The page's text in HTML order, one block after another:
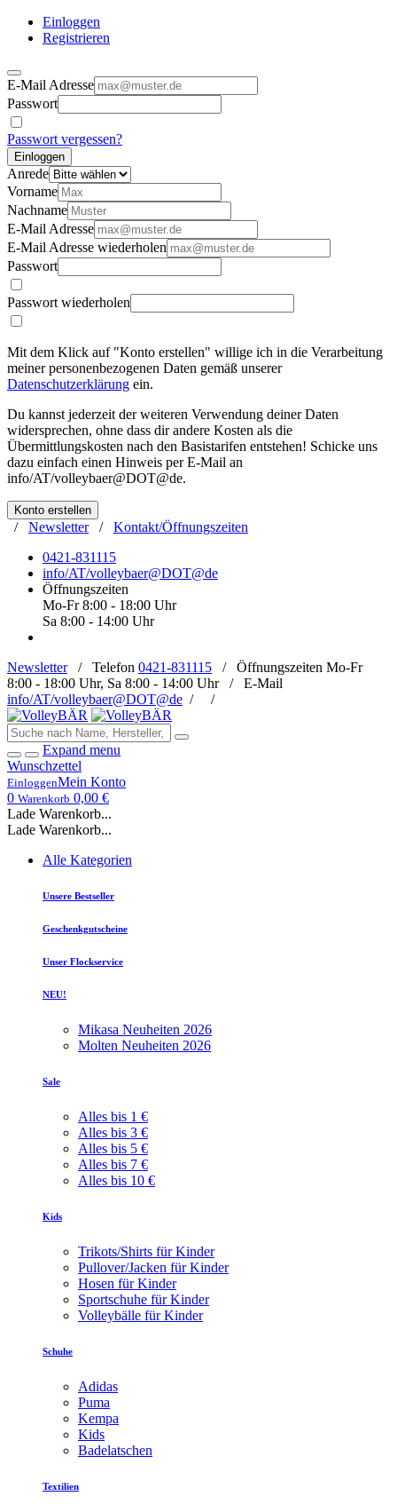
Einloggen
Registrieren
E-Mail Adresse
Passwort
Passwort vergessen?
Einloggen
Anrede
Vorname
Nachname
E-Mail Adresse
E-Mail Adresse wiederholen
Passwort
Passwort wiederholen
Mit dem Klick auf "Konto erstellen" willige ich in die Verarbeitung
meiner personenbezogenen Daten gemäß unserer
Datenschutzerklärung ein.
Du kannst jederzeit der weiteren Verwendung deiner Daten
widersprechen, ohne dass dir andere Kosten als die
Übermittlungskosten nach den Basistarifen entstehen! Schicke uns
dazu einfach einen Hinweis per E-Mail an
info/AT/volleybaer@DOT@de.
Konto erstellen
/ Newsletter/ Kontakt/Öffnungszeiten
0421-831115
info/AT/volleybaer@DOT@de
Öffnungszeiten
Mo-Fr 8:00 - 18:00 Uhr
Sa 8:00 - 14:00 Uhr
Newsletter/ Telefon 0421-831115 / Öffnungszeiten Mo-Fr
8:00 - 18:00 Uhr, Sa 8:00 - 14:00 Uhr / E-Mail
info/AT/volleybaer@DOT@de / /
Expand menu
Wunschzettel
EinloggenMein Konto
0 Warenkorb 0,00 €
Lade Warenkorb...
Lade Warenkorb...
Alle Kategorien
Unsere Bestseller
Geschenkgutscheine
Unser Flockservice
NEU!
Mikasa Neuheiten 2026
Molten Neuheiten 2026
Sale
Alles bis 1 €
Alles bis 3 €
Alles bis 5 €
Alles bis 7 €
Alles bis 10 €
Kids
Trikots/Shirts für Kinder
Pullover/Jacken für Kinder
Hosen für Kinder
Sportschuhe für Kinder
Volleybälle für Kinder
Schuhe
Adidas
Puma
Kempa
Kids
Badelatschen
Textilien